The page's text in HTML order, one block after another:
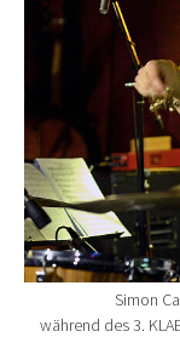
Simon
während des 3.